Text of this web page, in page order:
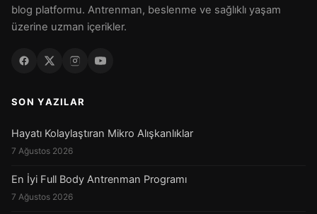
blog platformu. Antrenman, beslenme ve sağlıklı yaşam
üzerine uzman içerikler.
SON YAZILAR
Hayatı Kolaylaştıran Mikro Alışkanlıklar
7 Ağustos 2026
En İyi Full Body Antrenman Programı
7 Ağustos 2026